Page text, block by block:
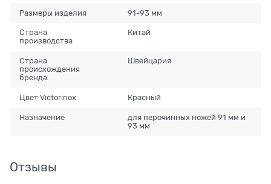
Размеры изделия 91-93 мм
Страна
производства
Китай
Страна
происхождения
бренда
Швейцария
Цвет Victorinox Красный
Назначение
для перочинных ножей 91 мм и
93 мм
Отзывы